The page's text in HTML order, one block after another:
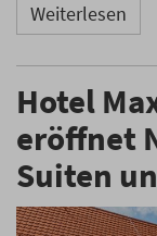
Weiterlesen
Hotel
eröffnet
Suiten